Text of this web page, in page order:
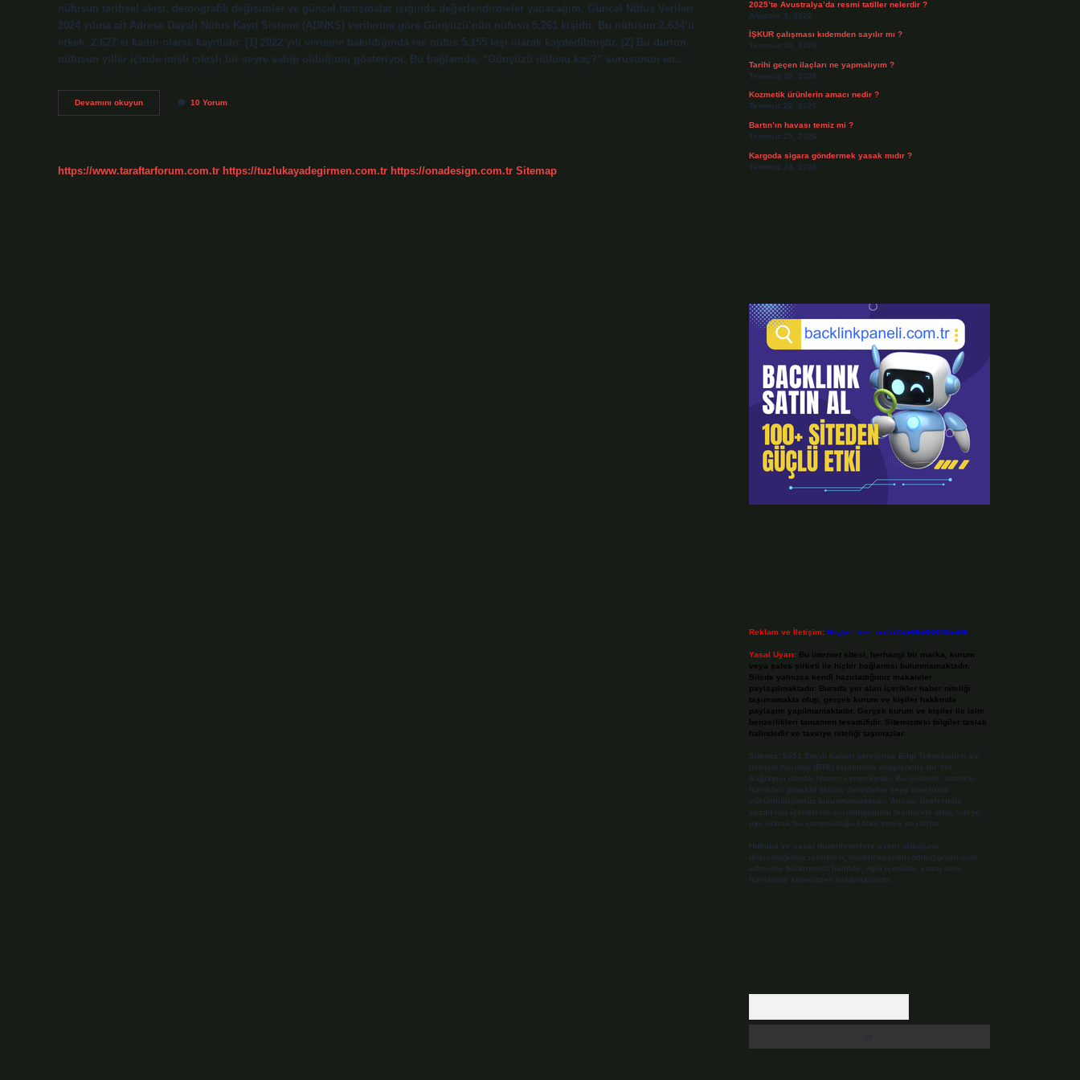
nüfusun tarihsel akışı, demografik değişimler ve güncel tartışmalar ışığında değerlendirmeler yapacağım. Güncel Nüfus Verileri
2024 yılına ait Adrese Dayalı Nüfus Kayıt Sistemi (ADNKS) verilerine göre Günyüzü’nün nüfusu 5.261 kişidir. Bu nüfusun 2.634’ü
erkek, 2.627’si kadın olarak kayıtlıdır. [1] 2022 yılı verisine bakıldığında ise nüfus 5.155 kişi olarak kaydedilmiştir. [2] Bu durum,
nüfusun yıllar içinde inişli çıkışlı bir seyre sahip olduğunu gösteriyor. Bu bağlamda, “Günyüzü nüfusu kaç?” sorusunun en…
Devamını okuyunGünyüzü
nüfusu
10 Yorum
https://www.taraftarforum.com.tr https://tuzlukayadegirmen.com.tr https://onadesign.com.tr Sitemap
2025’te Avustralya’da resmi tatiller nelerdir ?
Ağustos 3, 2026
İŞKUR çalışması kıdemden sayılır mı ?
Temmuz 30, 2026
Tarihi geçen ilaçları ne yapmalıyım ?
Temmuz 28, 2026
Kozmetik ürünlerin amacı nedir ?
Temmuz 26, 2026
Bartın’ın havası temiz mi ?
Temmuz 25, 2026
Kargoda sigara göndermek yasak mıdır ?
Temmuz 24, 2026
Reklam ve İletişim: Skype: live:.cid.575569c608265c69
Yasal Uyarı: Bu internet sitesi, herhangi bir marka, kurum
veya şahıs şirketi ile hiçbir bağlantısı bulunmamaktadır.
Sitede yalnızca kendi hazırladığımız makaleler
paylaşılmaktadır. Burada yer alan içerikler haber niteliği
taşımamakta olup, gerçek kurum ve kişiler hakkında
paylaşım yapılmamaktadır. Gerçek kurum ve kişiler ile isim
benzerlikleri tamamen tesadüfidir. Sitemizdeki bilgiler taslak
halindedir ve tavsiye niteliği taşımazlar.
Sitemiz, 5651 Sayılı Kanun gereğince Bilgi Teknolojileri ve
İletişim Kurumu (BTK) tarafından onaylanmış bir Yer
Sağlayıcı olarak hizmet vermektedir. Bu nedenle, sitedeki
içerikleri proaktif olarak denetleme veya araştırma
yükümlülüğümüz bulunmamaktadır. Ancak, üyelerimiz
yazdıkları içeriklerin sorumluluğunu taşımakta olup, siteye
üye olarak bu sorumluluğu kabul etmiş sayılırlar.
Hukuka ve yasal düzenlemelere aykırı olduğunu
düşündüğünüz içerikleri,
backlinkpanelicomtr@gmail.com
adresine bildirmeniz halinde, ilgili içerikler yasal süre
içerisinde sitemizden kaldırılacaktır.